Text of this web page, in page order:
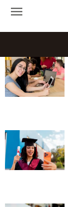
Colombia
menu